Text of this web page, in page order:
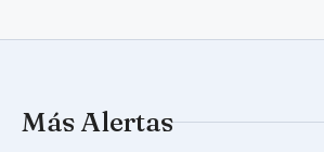
Más Alertas